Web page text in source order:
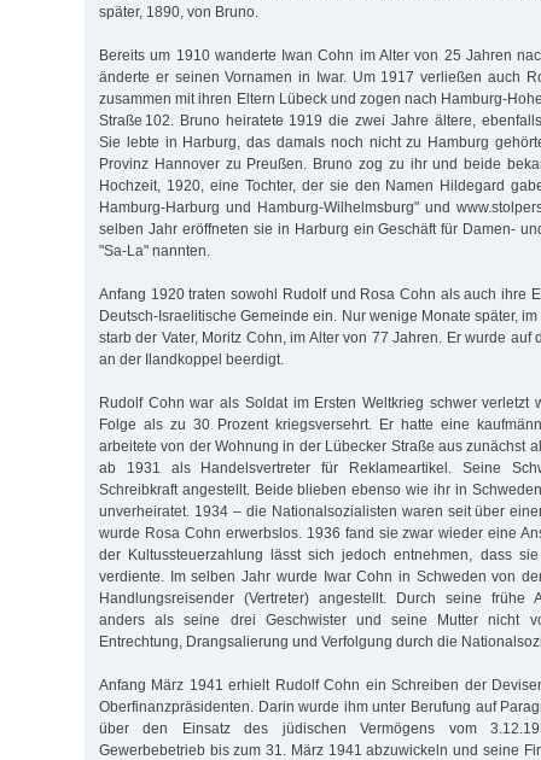
später, 1890, von Bruno.
Bereits um 1910 wanderte Iwan Cohn im Alter von 25 Jahren
änderte er seinen Vornamen in Iwar. Um 1917 verließen auch
zusammen mit ihren Eltern Lübeck und zogen nach Hamburg-
Straße 102. Bruno heiratete 1919 die zwei Jahre ältere,
Sie lebte in Harburg, das damals noch nicht zu Hamburg
Provinz Hannover zu Preußen. Bruno zog zu ihr und beide
Hochzeit, 1920, eine Tochter, der sie den Namen Hildegard
Hamburg-Harburg und Hamburg-Wilhelmsburg" und
selben Jahr eröffneten sie in Harburg ein Geschäft für Damen-
"Sa-La" nannten.
Anfang 1920 traten sowohl Rudolf und Rosa Cohn als auch ihre
Deutsch-Israelitische Gemeinde ein. Nur wenige Monate später,
starb der Vater, Moritz Cohn, im Alter von 77 Jahren. Er wurde auf
an der Ilandkoppel beerdigt.
Rudolf Cohn war als Soldat im Ersten Weltkrieg schwer verletzt
Folge als zu 30 Prozent kriegsversehrt. Er hatte eine
arbeitete von der Wohnung in der Lübecker Straße aus zunächst
ab 1931 als Handelsvertreter für Reklameartikel. Seine
Schreibkraft angestellt. Beide blieben ebenso wie ihr in
unverheiratet. 1934 – die Nationalsozialisten waren seit über
wurde Rosa Cohn erwerbslos. 1936 fand sie zwar wieder eine
der Kultussteuerzahlung lässt sich jedoch entnehmen, dass
verdiente. Im selben Jahr wurde Iwar Cohn in Schweden von
Handlungsreisender (Vertreter) angestellt. Durch seine frühe
anders als seine drei Geschwister und seine Mutter nicht
Entrechtung, Drangsalierung und Verfolgung durch die
Anfang März 1941 erhielt Rudolf Cohn ein Schreiben der
Oberfinanzpräsidenten. Darin wurde ihm unter Berufung auf
über den Einsatz des jüdischen Vermögens vom
Gewerbebetrieb bis zum 31. März 1941 abzuwickeln und seine